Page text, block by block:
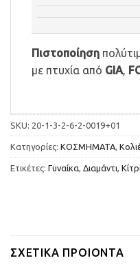
Πιστοποίηση
με πτυχία από GIA
SKU: 20-1-3-2-6-2-0019+01
Κατηγορίες: ΚΟΣΜΗΜΑΤΑ,
Ετικέτες: Γυναίκα, Διαμάντι,
ΣΧΕΤΙΚΆ ΠΡΟΙΌΝΤΑ